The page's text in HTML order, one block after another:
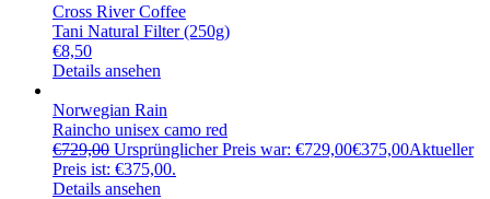
Cross River Coffee
Tani Natural Filter (250g)
€8,50
Details ansehen
Norwegian Rain
Raincho unisex camo red
€729,00 Ursprünglicher Preis war: €729,00€375,00Aktueller
Preis ist: €375,00.
Details ansehen